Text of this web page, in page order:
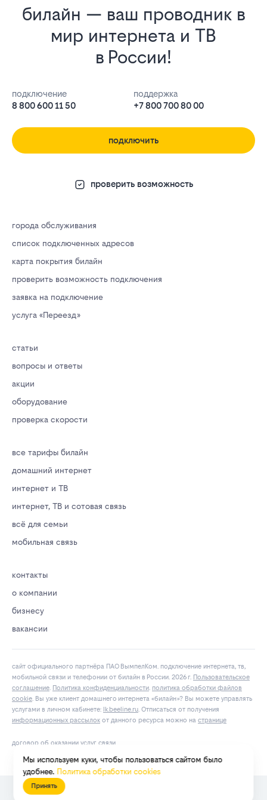
билайн — ваш проводник в
мир интернета и ТВ
в России!
подключение
8 800 600 11 50
поддержка
+7 800 700 80 00
подключить
проверить возможность
города обслуживания
список подключенных адресов
карта покрытия билайн
проверить возможность подключения
заявка на подключение
услуга «Переезд»
статьи
вопросы и ответы
акции
оборудование
проверка скорости
все тарифы билайн
домашний интернет
интернет и ТВ
интернет, ТВ и сотовая связь
всё для семьи
мобильная связь
контакты
о компании
бизнесу
вакансии
сайт официального партнёра ПАО ВымпелКом. подключение интернета, тв,
мобильной связи и телефонии от билайн в России. 2026 г. Пользовательское
соглашение. Политика конфиденциальности. политика обработки файлов
cookie. Вы уже клиент домашнего интернета «билайн»? Вы можете управлять
услугами в личнoм кaбинeтe:
lk.bееlinе.ru. Отписаться от получения
информационных рассылок от данного ресурса можно на странице
договор об оказании услуг связи
Мы используем куки, чтобы пользоваться сайтом было
удобнее. Политика обработки cookies
Принять